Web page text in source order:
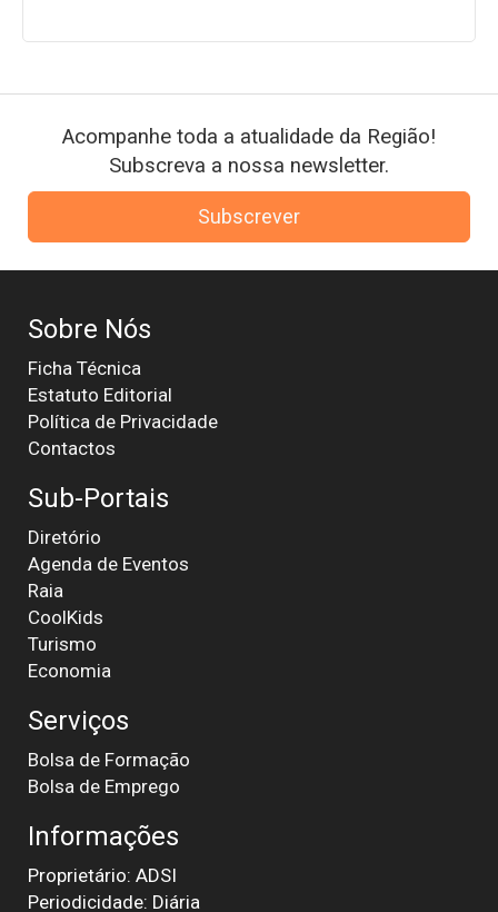
Acompanhe toda a atualidade da Região!
Subscreva a nossa newsletter.
Subscrever
Sobre Nós
Ficha Técnica
Estatuto Editorial
Política de Privacidade
Contactos
Sub-Portais
Diretório
Agenda de Eventos
Raia
CoolKids
Turismo
Economia
Serviços
Bolsa de Formação
Bolsa de Emprego
Informações
Proprietário: ADSI
Periodicidade: Diária